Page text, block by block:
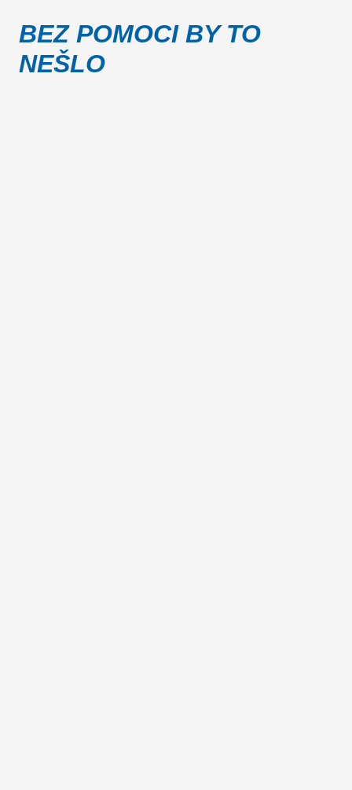
BEZ POMOCI BY TO
NEŠLO